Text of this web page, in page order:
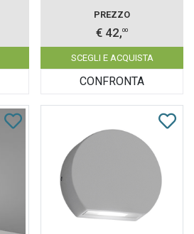
PREZZO
€ 42,00
SCEGLI E ACQUISTA
CONFRONTA